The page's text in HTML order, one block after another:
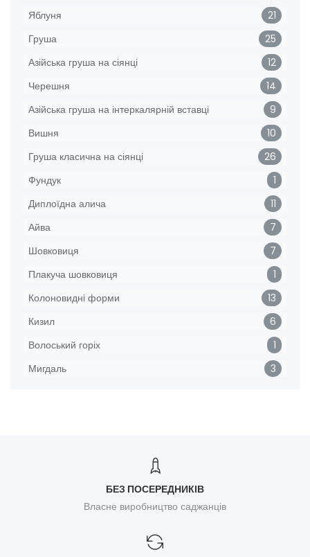
Яблуня
21
Груша
25
Азійська груша на сіянці
12
Черешня
14
Азійська груша на інтеркалярній вставці
9
Вишня
10
Груша класична на сіянці
26
Фундук
1
Диплоїдна алича
11
Айва
7
Шовковиця
7
Плакуча шовковиця
1
Колоновидні форми
13
Кизил
6
Волоський горіх
1
Мигдаль
3
БЕЗ ПОСЕРЕДНИКІВ
Власне виробництво саджанців